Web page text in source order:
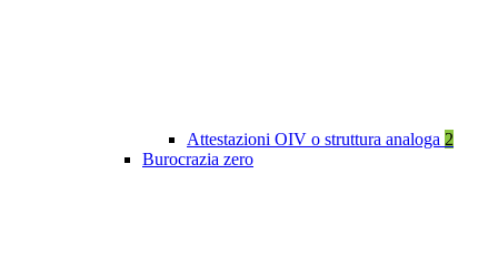
Attestazioni OIV o struttura analoga 2
Burocrazia zero